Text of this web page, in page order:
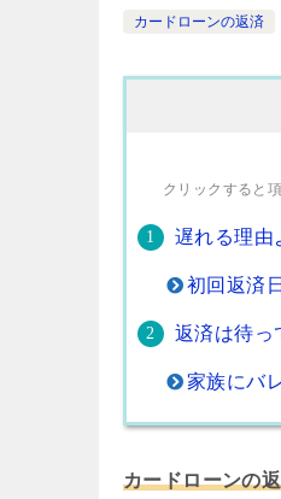
カードローンの返済
クリックすると
遅れる理由
初回返済
返済は待っ
家族にバ
カードローンの